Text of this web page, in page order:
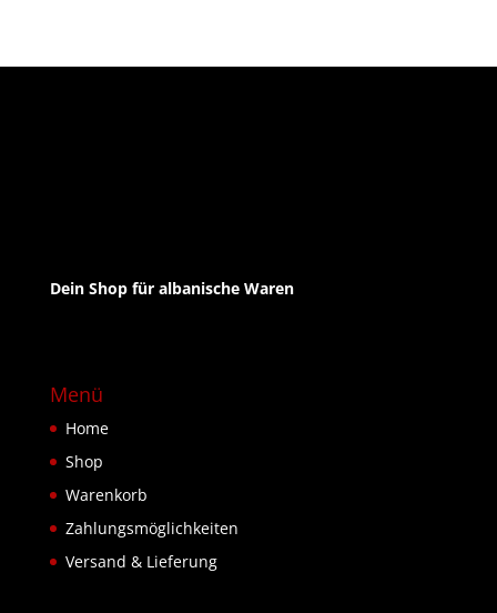
Dein Shop für albanische Waren
Menü
Home
Shop
Warenkorb
Zahlungsmöglichkeiten
Versand & Lieferung